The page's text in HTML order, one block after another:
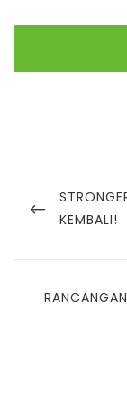
KEMBALI!